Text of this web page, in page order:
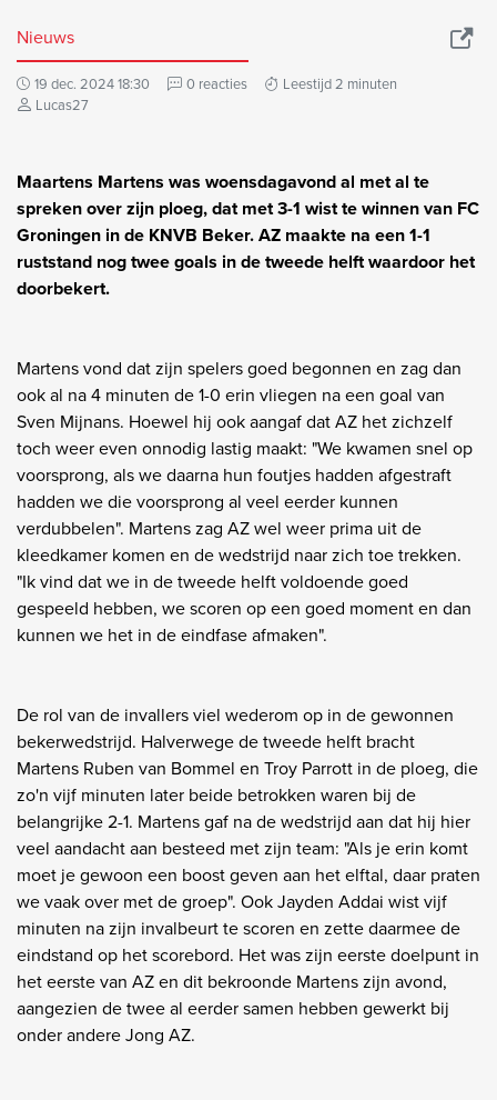
Nieuws
19 dec. 2024 18:30 0 reacties
Leestijd 2 minuten
Lucas27
Maartens Martens was woensdagavond al met al te
spreken over zijn ploeg, dat met 3-1 wist te winnen van FC
Groningen in de KNVB Beker. AZ maakte na een 1-1
ruststand nog twee goals in de tweede helft waardoor het
doorbekert.
Martens vond dat zijn spelers goed begonnen en zag dan
ook al na 4 minuten de 1-0 erin vliegen na een goal van
Sven Mijnans. Hoewel hij ook aangaf dat AZ het zichzelf
toch weer even onnodig lastig maakt: "We kwamen snel op
voorsprong, als we daarna hun foutjes hadden afgestraft
hadden we die voorsprong al veel eerder kunnen
verdubbelen". Martens zag AZ wel weer prima uit de
kleedkamer komen en de wedstrijd naar zich toe trekken.
"Ik vind dat we in de tweede helft voldoende goed
gespeeld hebben, we scoren op een goed moment en dan
kunnen we het in de eindfase afmaken".
De rol van de invallers viel wederom op in de gewonnen
bekerwedstrijd. Halverwege de tweede helft bracht
Martens Ruben van Bommel en Troy Parrott in de ploeg, die
zo'n vijf minuten later beide betrokken waren bij de
belangrijke 2-1. Martens gaf na de wedstrijd aan dat hij hier
veel aandacht aan besteed met zijn team: "Als je erin komt
moet je gewoon een boost geven aan het elftal, daar praten
we vaak over met de groep". Ook Jayden Addai wist vijf
minuten na zijn invalbeurt te scoren en zette daarmee de
eindstand op het scorebord. Het was zijn eerste doelpunt in
het eerste van AZ en dit bekroonde Martens zijn avond,
aangezien de twee al eerder samen hebben gewerkt bij
onder andere Jong AZ.